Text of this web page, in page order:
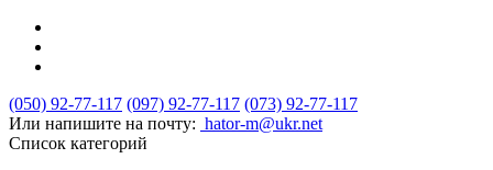
(050) 92-77-117 (097) 92-77-117 (073) 92-77-117
Или напишите на почту: hator-m@ukr.net
Список категорий